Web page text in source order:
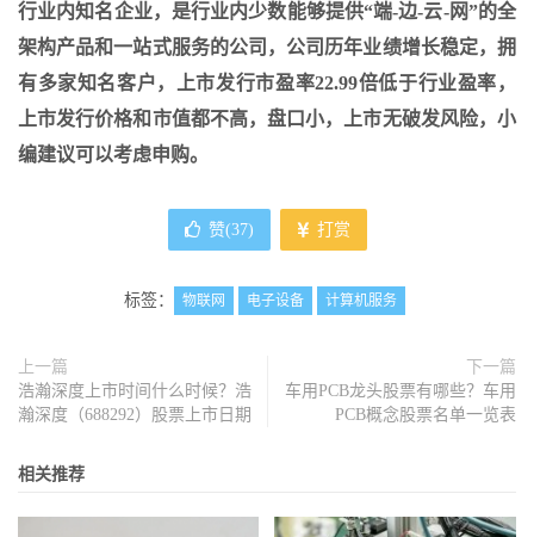
行业内知名企业，是行业内少数能够提供“端-边-云-网”的全
架构产品和一站式服务的公司，公司历年业绩增长稳定，拥
有多家知名客户，上市发行市盈率22.99倍低于行业盈率，
上市发行价格和市值都不高，盘口小，上市无破发风险，小
编建议可以考虑申购。
赞(37) 打赏
标签： 物联网 电子设备 计算机服务
上一篇
浩瀚深度上市时间什么时候？浩
瀚深度（688292）股票上市日期
下一篇
车用PCB龙头股票有哪些？车用
PCB概念股票名单一览表
相关推荐